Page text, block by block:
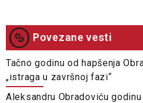
Povezane vesti
Tačno godinu od hapšenja
„istraga u završnoj fazi“
Aleksandru Obradoviću godinu